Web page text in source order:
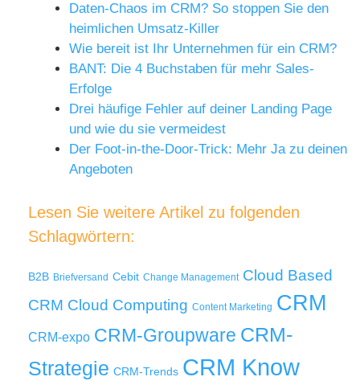
Daten-Chaos im CRM? So stoppen Sie den
heimlichen Umsatz-Killer
Wie bereit ist Ihr Unternehmen für ein CRM?
BANT: Die 4 Buchstaben für mehr Sales-
Erfolge
Drei häufige Fehler auf deiner Landing Page
und wie du sie vermeidest
Der Foot-in-the-Door-Trick: Mehr Ja zu deinen
Angeboten
Lesen Sie weitere Artikel zu folgenden
Schlagwörtern:
B2B Briefversand Cebit Change Management Cloud Based
CRM Cloud Computing Content Marketing CRM
CRM-expo CRM-Groupware CRM-
Strategie CRM-Trends CRM Know